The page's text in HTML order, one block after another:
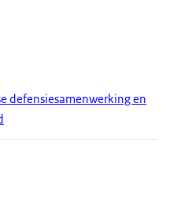
defensiesamenwerking en